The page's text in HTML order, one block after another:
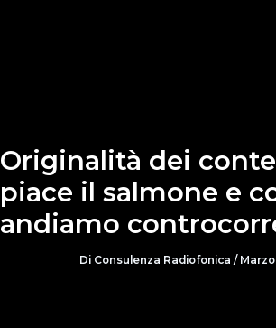
Originalità dei
piace il salmone e
andiamo
Di Consulenza Radiofonica /